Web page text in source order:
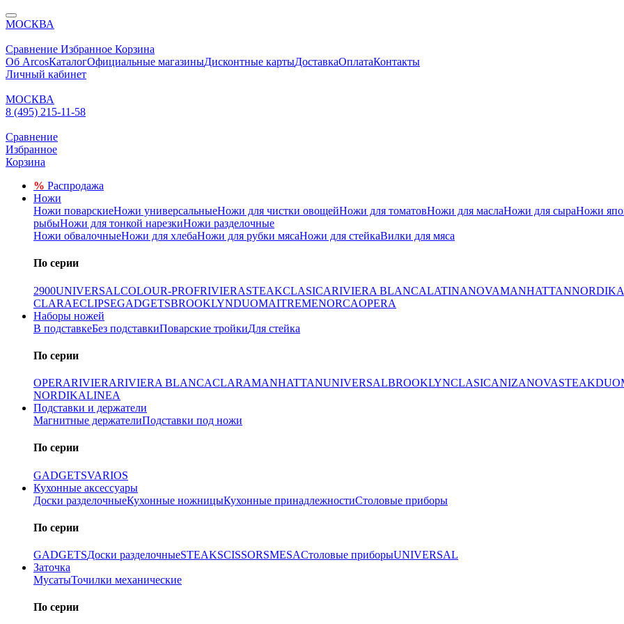
МОСКВА
Сравнение Избранное Корзина
Об ArcosКаталогОфициальные магазиныДисконтные картыДоставкаОплатаКонтакты
Личный кабинет
МОСКВА
8 (495) 215-11-58
Сравнение
Избранное
Корзина
% Распродажа
Ножи
Ножи поварскиеНожи универсальныеНожи для чистки овощейНожи для томатовНожи для маслаНожи для сыраНожи
рыбыНожи для тонкой нарезкиНожи разделочные
Ножи обвалочныеНожи для хлебаНожи для рубки мясаНожи для стейкаВилки для мяса
По серии
2900UNIVERSALCOLOUR-PROFRIVIERASTEAKCLASICARIVIERA BLANCALATINANOVAMANHATTANNORDIKA
CLARAECLIPSEGADGETSBROOKLYNDUOMAITREMENORCAOPERA
Наборы ножей
В подставкеБез подставкиПоварские тройкиДля стейка
По серии
OPERARIVIERARIVIERA BLANCACLARAMANHATTANUNIVERSALBROOKLYNCLASICANIZANOVASTEAKDUO
NORDIKALINEA
Подставки и держатели
Магнитные держателиПодставки под ножи
По серии
GADGETSVARIOS
Кухонные аксессуары
Доски разделочныеКухонные ножницыКухонные принадлежностиСтоловые приборы
По серии
GADGETSДоски разделочныеSTEAKSCISSORSMESAСтоловые приборыUNIVERSAL
Заточка
МусатыТочилки механические
По серии